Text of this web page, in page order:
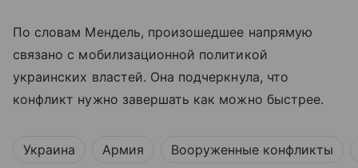
По словам Мендель, произошедшее напрямую
связано с мобилизационной политикой
украинских властей. Она подчеркнула, что
конфликт нужно завершать как можно быстрее.
Украина Армия Вооруженные конфликты